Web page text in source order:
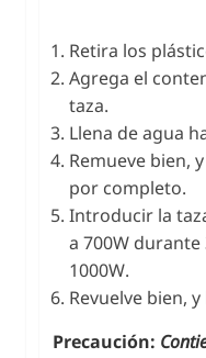
Retira los
Agrega el
taza.
Llena de agua
Remueve bien,
por completo.
Introducir la
a 700W
1000W.
Revuelve bien,
Precaución: